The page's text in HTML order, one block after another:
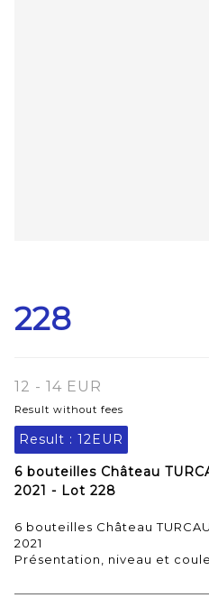
228
12 - 14 EUR
Result without fees
Result : 12EUR
6 bouteilles Château
2021 - Lot 228
6 bouteilles Château
2021